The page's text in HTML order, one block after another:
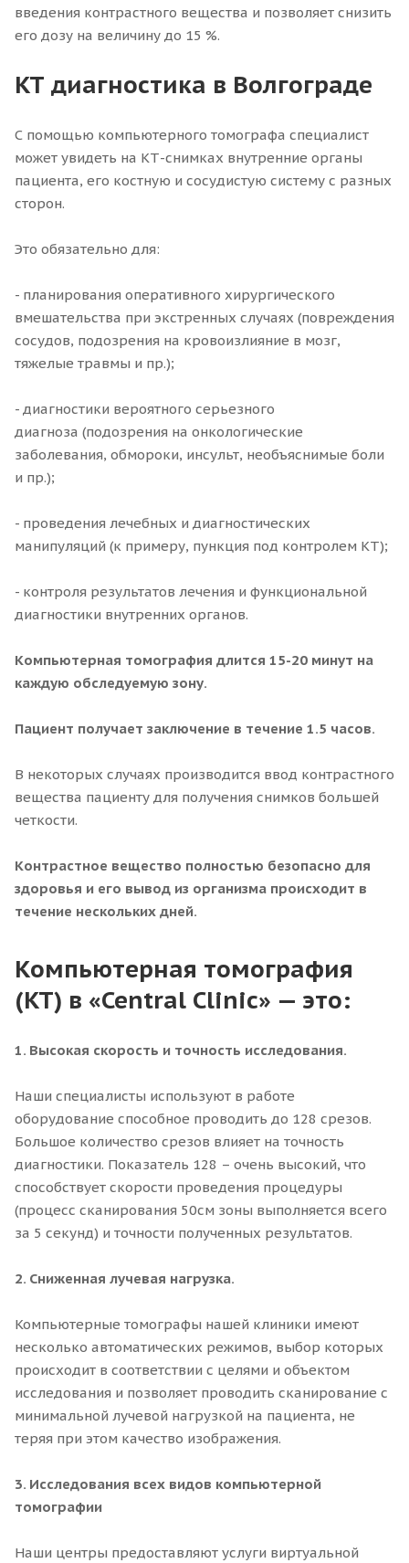
введения контрастного вещества и позволяет снизить
его дозу на величину до 15 %.
КТ диагностика в Волгограде
С помощью компьютерного томографа специалист
может увидеть на КТ-снимках внутренние органы
пациента, его костную и сосудистую систему с разных
сторон.
Это обязательно для:
- планирования оперативного хирургического
вмешательства при экстренных случаях (повреждения
сосудов, подозрения на кровоизлияние в мозг,
тяжелые травмы и пр.);
- диагностики вероятного серьезного
диагноза (подозрения на онкологические
заболевания, обмороки, инсульт, необъяснимые боли
и пр.);
- проведения лечебных и диагностических
манипуляций (к примеру, пункция под контролем КТ);
- контроля результатов лечения и функциональной
диагностики внутренних органов.
Компьютерная томография длится 15-20 минут на
каждую обследуемую зону.
Пациент получает заключение в течение 1.5 часов.
В некоторых случаях производится ввод контрастного
вещества пациенту для получения снимков большей
четкости.
Контрастное вещество полностью безопасно для
здоровья и его вывод из организма происходит в
течение нескольких дней.
Компьютерная томография
(КТ) в «Central Clinic» — это:
1. Высокая скорость и точность исследования.
Наши специалисты используют в работе
оборудование способное проводить до 128 срезов.
Большое количество срезов влияет на точность
диагностики. Показатель 128 – очень высокий, что
способствует скорости проведения процедуры
(процесс сканирования 50см зоны выполняется всего
за 5 секунд) и точности полученных результатов.
2. Сниженная лучевая нагрузка.
Компьютерные томографы нашей клиники имеют
несколько автоматических режимов, выбор которых
происходит в соответствии с целями и объектом
исследования и позволяет проводить сканирование с
минимальной лучевой нагрузкой на пациента, не
теряя при этом качество изображения.
3. Исследования всех видов компьютерной
томографии
Наши центры предоставляют услуги виртуальной